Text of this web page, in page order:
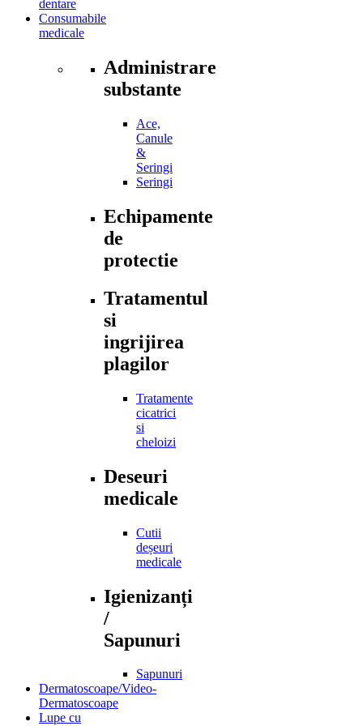
dentare
Consumabile
medicale
Administrare
substante
Ace,
Canule
&
Seringi
Seringi
Echipamente
de
protectie
Tratamentul
si
ingrijirea
plagilor
Tratamente
cicatrici
si
cheloizi
Deseuri
medicale
Cutii
deșeuri
medicale
Igienizanți
/
Sapunuri
Sapunuri
Dermatoscoape/Video-
Dermatoscoape
Lupe cu